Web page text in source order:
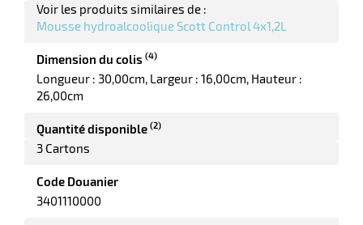
Voir les produits similaires de :
Mousse hydroalcoolique Scott Control 4x1,2L
Dimension du colis (4)
Longueur : 30,00cm Largeur : 16,00cm Hauteur :
26,00cm
Quantité disponible (2)
3 Cartons
Code Douanier
3401110000